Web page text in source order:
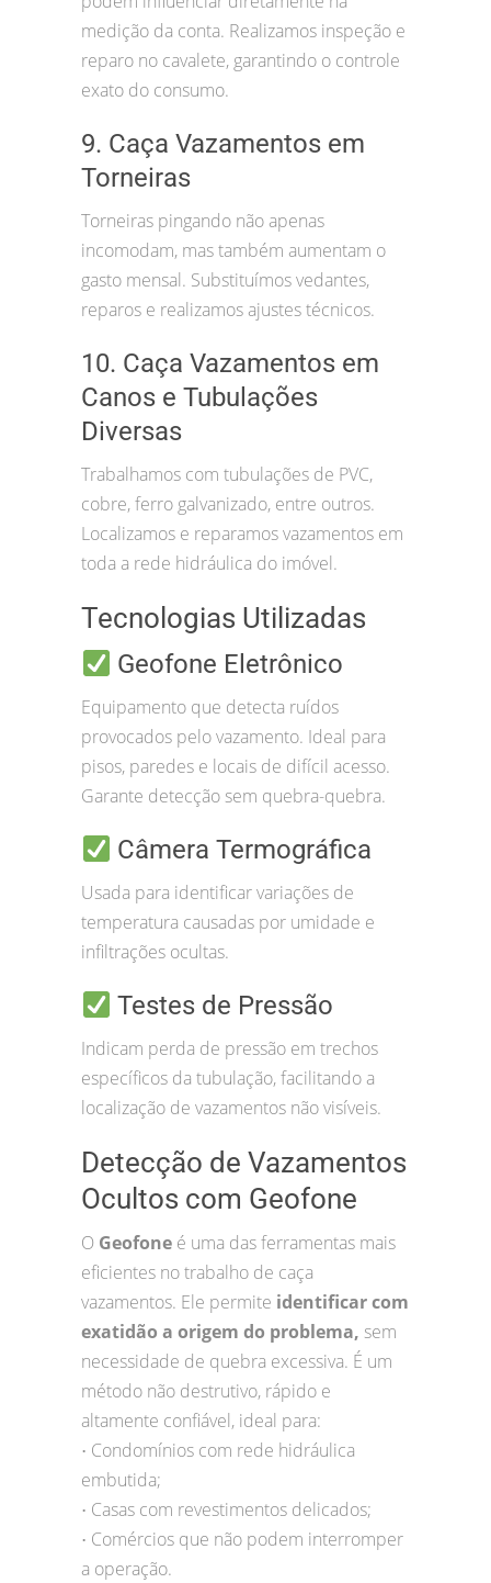
medição da conta. Realizamos inspeção e
reparo no cavalete, garantindo o controle
exato do consumo.
9. Caça Vazamentos em
Torneiras
Torneiras pingando não apenas
incomodam, mas também aumentam o
gasto mensal. Substituímos vedantes,
reparos e realizamos ajustes técnicos.
10. Caça Vazamentos em
Canos e Tubulações
Diversas
Trabalhamos com tubulações de PVC,
cobre, ferro galvanizado, entre outros.
Localizamos e reparamos vazamentos em
toda a rede hidráulica do imóvel.
Tecnologias Utilizadas
Geofone Eletrônico
Equipamento que detecta ruídos
provocados pelo vazamento. Ideal para
pisos, paredes e locais de difícil acesso.
Garante detecção sem quebra-quebra.
Câmera Termográfica
Usada para identificar variações de
temperatura causadas por umidade e
infiltrações ocultas.
Testes de Pressão
Indicam perda de pressão em trechos
específicos da tubulação, facilitando a
localização de vazamentos não visíveis.
Detecção de Vazamentos
Ocultos com Geofone
O Geofone é uma das ferramentas mais
eficientes no trabalho de caça
vazamentos. Ele permite identificar com
exatidão a origem do problema, sem
necessidade de quebra excessiva. É um
método não destrutivo, rápido e
altamente confiável, ideal para:
• Condomínios com rede hidráulica
embutida;
• Casas com revestimentos delicados;
• Comércios que não podem interromper
a operação.